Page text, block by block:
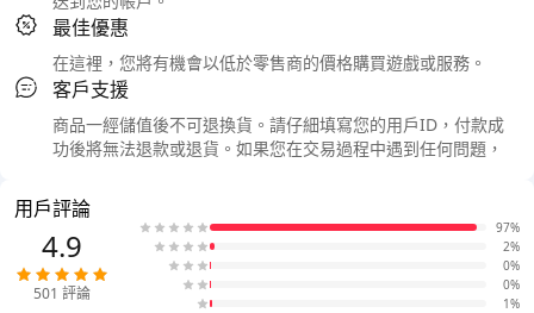
最佳優惠
在這裡，您將有機會以低於零售商的價格購買遊戲或服務。
客戶支援
商品一經儲值後不可退換貨。請仔細填寫您的用戶ID，付款成
功後將無法退款或退貨。如果您在交易過程中遇到任何問題，
用戶評論
4.9
501 評論
97%
2%
0%
0%
1%